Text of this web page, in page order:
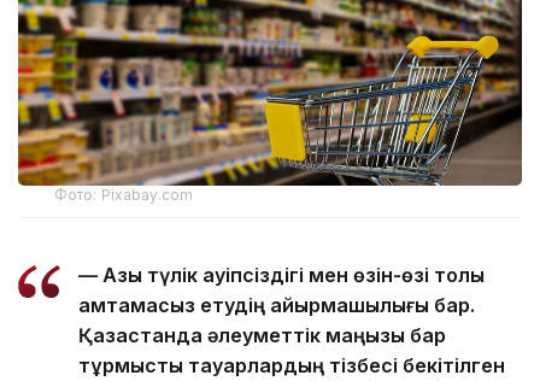
Фото: Pixabay.com
— Азық түлік қауіпсіздігі мен өзін-өзі толық
қамтамасыз етудің айырмашылығы бар.
Қазақстанда әлеуметтік маңызы бар
тұрмыстық тауарлардың тізбесі бекітілген